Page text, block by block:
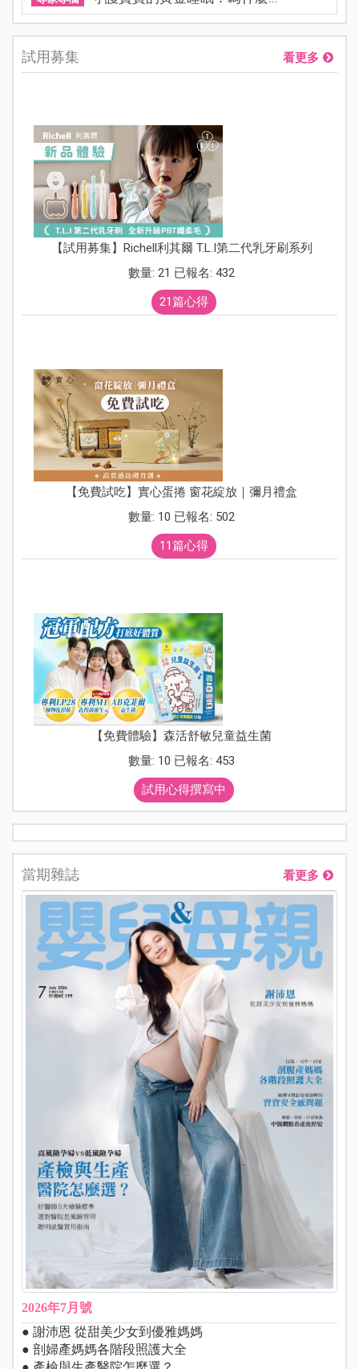
試用募集 看更多
【試用募集】Richell利其爾 T.L.I第二代乳牙刷系列
數量: 21 已報名: 432
21篇心得
【免費試吃】實心蛋捲 窗花綻放｜彌月禮盒
數量: 10 已報名: 502
11篇心得
【免費體驗】森活舒敏兒童益生菌
數量: 10 已報名: 453
試用心得撰寫中
當期雜誌 看更多
2026年7月號
● 謝沛恩 從甜美少女到優雅媽媽
● 剖婦產媽媽各階段照護大全